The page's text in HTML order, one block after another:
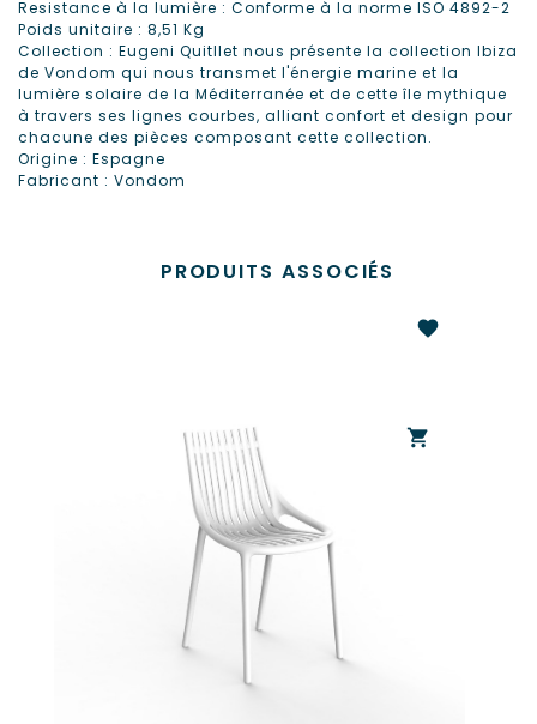
Resistance à la lumière : Conforme à la norme ISO 4892-2
Poids unitaire : 8,51 Kg
Collection : Eugeni Quitllet nous présente la collection Ibiza
de Vondom qui nous transmet l'énergie marine et la
lumière solaire de la Méditerranée et de cette île mythique
à travers ses lignes courbes, alliant confort et design pour
chacune des pièces composant cette collection.
Origine : Espagne
Fabricant : Vondom
PRODUITS ASSOCIÉS
favorite
shopping_cart